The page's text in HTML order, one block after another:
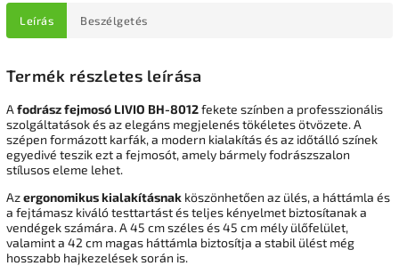
Leírás Beszélgetés
Termék részletes leírása
A fodrász fejmosó LIVIO BH-8012fekete színben a professzionális
szolgáltatások és az elegáns megjelenés tökéletes ötvözete. A
szépen formázott karfák, a modern kialakítás és az időtálló színek
egyedivé teszik ezt a fejmosót, amely bármely fodrászszalon
stílusos eleme lehet.
Azergonomikus kialakításnak köszönhetően az ülés, a háttámla és
a fejtámasz kiváló testtartást és teljes kényelmet biztosítanak a
vendégek számára. A 45 cm széles és 45 cm mély ülőfelület,
valamint a 42 cm magas háttámla biztosítja a stabil ülést még
hosszabb hajkezelések során is.